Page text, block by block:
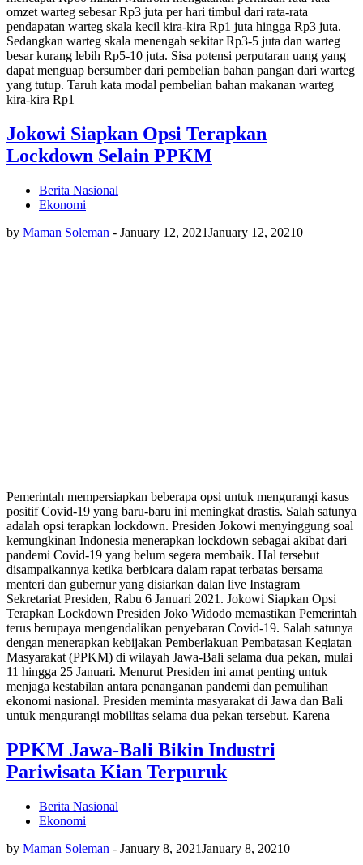
omzet warteg sebesar Rp3 juta per hari timbul dari rata-rata
pendapatan warteg skala kecil kira-kira Rp1 juta hingga Rp3 juta.
Sedangkan warteg skala menengah sekitar Rp3-5 juta dan warteg
besar kurang lebih Rp5-10 juta. Sisa potensi perputaran uang yang
dapat menguap bersumber dari pembelian bahan pangan dari warteg
yang tutup. Taruh kata modal pembelian bahan makanan warteg
kira-kira Rp1
Jokowi Siapkan Opsi Terapkan
Lockdown Selain PPKM
Berita Nasional
Ekonomi
by Maman Soleman - January 12, 2021January 12, 20210
Pemerintah mempersiapkan beberapa opsi untuk mengurangi kasus
positif Covid-19 yang baru-baru ini meningkat drastis. Salah satunya
adalah opsi terapkan lockdown. Presiden Jokowi menyinggung soal
kemungkinan Indonesia menerapkan lockdown sebagai akibat dari
pandemi Covid-19 yang belum segera membaik. Hal tersebut
disampaikannya ketika berbicara dalam rapat terbatas bersama
menteri dan gubernur yang disiarkan dalan live Instagram
Sekretariat Presiden, Rabu 6 Januari 2021. Jokowi Siapkan Opsi
Terapkan Lockdown Presiden Joko Widodo memastikan Pemerintah
terus berupaya mengendalikan penyebaran Covid-19. Salah satunya
dengan menerapkan kebijakan Pemberlakuan Pembatasan Kegiatan
Masyarakat (PPKM) di wilayah Jawa-Bali selama dua pekan, mulai
11 hingga 25 Januari. Menurut Presiden ini amat penting untuk
menjaga kestabilan antara penanganan pandemi dan pemulihan
ekonomi nasional. Presiden meminta masyarakat di Jawa dan Bali
untuk mengurangi mobilitas selama dua pekan tersebut. Karena
PPKM Jawa-Bali Bikin Industri
Pariwisata Kian Terpuruk
Berita Nasional
Ekonomi
by Maman Soleman - January 8, 2021January 8, 20210